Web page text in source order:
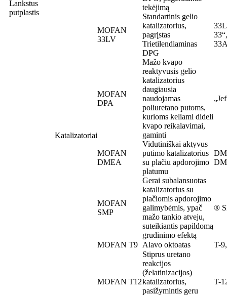
Lankstus
putplastis
Katalizatoriai
tekėjimą
MOFAN
33LV
Standartinis gelio
katalizatorius,
pagrįstas
Trietilendiaminas
DPG
MOFAN
DPA
Mažo kvapo
reaktyvusis gelio
katalizatorius
daugiausia
naudojamas
poliuretano putoms,
kurioms keliami dideli
kvapo reikalavimai,
gaminti
MOFAN
DMEA
Vidutiniškai aktyvus
pūtimo katalizatorius
su plačiu apdorojimo
platumu
MOFAN
SMP
Gerai subalansuotas
katalizatorius su
plačiomis apdorojimo
galimybėmis, ypač
mažo tankio atveju,
suteikiantis papildomą
grūdinimo efektą
®
MOFAN T9 Alavo oktoatas T-
MOFAN T12
Stiprus uretano
reakcijos
(želatinizacijos)
katalizatorius,
pasižymintis geru
T-